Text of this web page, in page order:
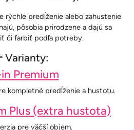
rýchle predĺženie alebo zahustenie
pôsobia prirodzene a dajú sa
či farbiť podľa potreby.
Varianty:
Premium
kompletné predĺženie a hustotu.
Plus (extra hustota)
pre väčší objem.